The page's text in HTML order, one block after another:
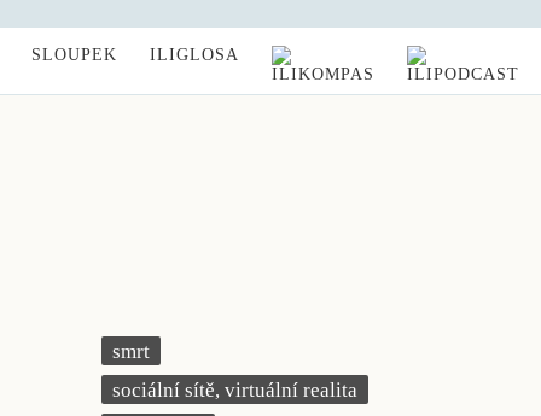
SLOUPEK ILIGLOSA
smrt
sociální sítě, virtuální realita